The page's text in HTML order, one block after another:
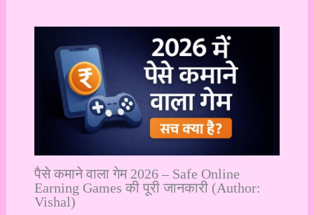
पैसे कमाने वाला गेम 2026 – Safe Online
Earning Games की पूरी जानकारी (Author:
Vishal)